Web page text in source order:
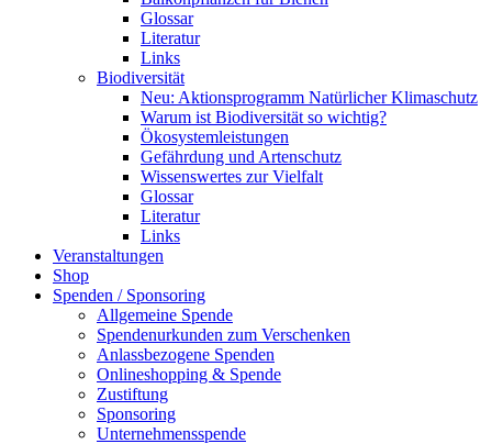
Glossar
Literatur
Links
Biodiversität
Neu: Aktionsprogramm Natürlicher Klimaschutz
Warum ist Biodiversität so wichtig?
Ökosystemleistungen
Gefährdung und Artenschutz
Wissenswertes zur Vielfalt
Glossar
Literatur
Links
Veranstaltungen
Shop
Spenden / Sponsoring
Allgemeine Spende
Spendenurkunden zum Verschenken
Anlassbezogene Spenden
Onlineshopping & Spende
Zustiftung
Sponsoring
Unternehmensspende